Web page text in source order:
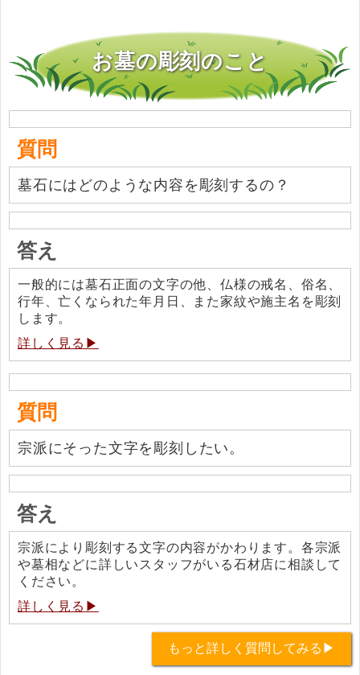
お墓の彫刻のこと
質問
墓石にはどのような内容を彫刻するの？
答え
一般的には墓石正面の文字の他、仏様の戒名、俗名、
行年、亡くなられた年月日、また家紋や施主名を彫刻
します。
詳しく見る▶
質問
宗派にそった文字を彫刻したい。
答え
宗派により彫刻する文字の内容がかわります。各宗派
や墓相などに詳しいスタッフがいる石材店に相談して
ください。
詳しく見る▶
もっと詳しく質問してみる▶